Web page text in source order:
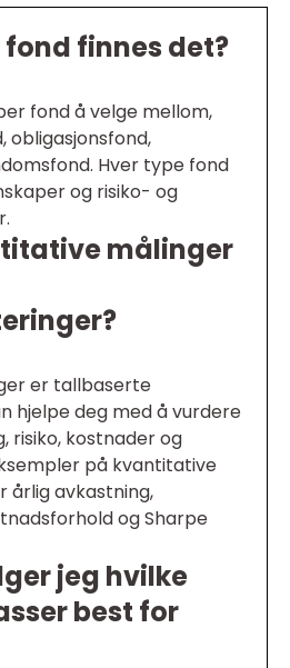
finnes det?
fond å velge mellom,
obligasjonsfond,
Hver type fond
og risiko- og
målinger
er tallbaserte
hjelpe deg med å vurdere
risiko, kostnader og
på kvantitative
årlig avkastning,
og Sharpe
jeg hvilke
best for